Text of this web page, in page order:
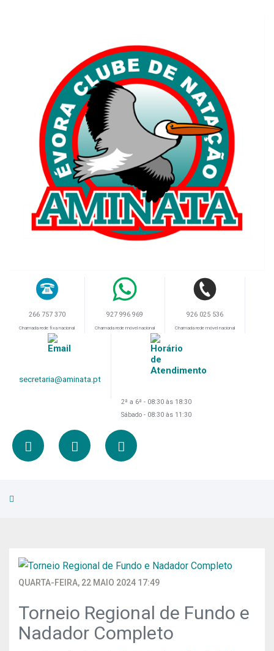
266 757 370
Chamada rede fixa nacional
927 996 969
Chamada rede móvel nacional
926 025 536
Chamada rede móvel nacional
secretaria@aminata.pt
2ª a 6ª - 08:30 às 18:30
Sábado - 08:30 às 11:30
QUARTA-FEIRA, 22 MAIO 2024 17:49
Torneio Regional de Fundo e
Nadador Completo